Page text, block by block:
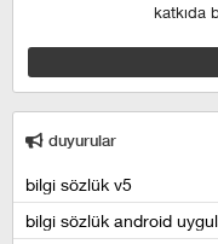
katkıda
duyurular
bilgi sözlük v5
bilgi sözlük android